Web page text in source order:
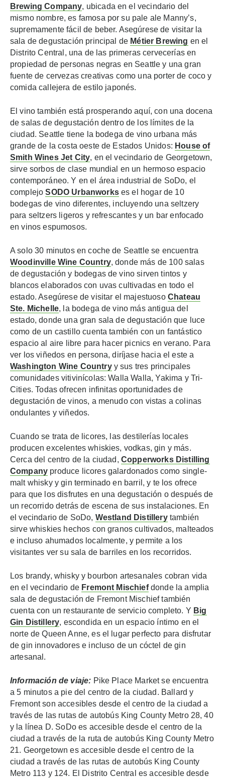
Brewing Company, ubicada en el vecindario del
mismo nombre, es famosa por su pale ale Manny’s,
supremamente fácil de beber. Asegúrese de visitar la
sala de degustación principal de Métier Brewing en el
Distrito Central, una de las primeras cervecerías en
propiedad de personas negras en Seattle y una gran
fuente de cervezas creativas como una porter de coco y
comida callejera de estilo japonés.
El vino también está prosperando aquí, con una docena
de salas de degustación dentro de los límites de la
ciudad. Seattle tiene la bodega de vino urbana más
grande de la costa oeste de Estados Unidos: House of
Smith Wines Jet City, en el vecindario de Georgetown,
sirve sorbos de clase mundial en un hermoso espacio
contemporáneo. Y en el área industrial de SoDo, el
complejoSODO Urbanworkses el hogar de 10
bodegas de vino diferentes, incluyendo una seltzery
para seltzers ligeros y refrescantes y un bar enfocado
en vinos espumosos.
A solo 30 minutos en coche de Seattle se encuentra
Woodinville Wine Country, donde más de 100 salas
de degustación y bodegas de vino sirven tintos y
blancos elaborados con uvas cultivadas en todo el
estado. Asegúrese de visitar el majestuoso Chateau
Ste. Michelle, la bodega de vino más antigua del
estado, donde una gran sala de degustación que luce
como de un castillo cuenta también con un fantástico
espacio al aire libre para hacer picnics en verano. Para
ver los viñedos en persona, diríjase hacia el este a
Washington Wine Countryy sus tres principales
comunidades vitivinícolas: Walla Walla, Yakima y Tri-
Cities. Todas ofrecen infinitas oportunidades de
degustación de vinos, a menudo con vistas a colinas
ondulantes y viñedos.
Cuando se trata de licores, las destilerías locales
producen excelentes whiskies, vodkas, gin y más.
Cerca del centro de la ciudad, CopperworksDistilling
Company produce licores galardonados como single-
malt whisky y gin terminado en barril, y te los ofrece
para que los disfrutes en una degustación o después de
un recorrido detrás de escena de sus instalaciones. En
el vecindario de SoDo, Westland Distillerytambién
sirve whiskies hechos con granos cultivados, malteados
e incluso ahumados localmente, y permite a los
visitantes ver su sala de barriles en los recorridos.
Los brandy, whisky y bourbon artesanales cobran vida
en el vecindario de Fremont Mischiefdonde la amplia
sala de degustación de Fremont Mischief también
cuenta con un restaurante de servicio completo. Y Big
Gin Distillery, escondida en un espacio íntimo en el
norte de Queen Anne, es el lugar perfecto para disfrutar
de gin innovadores e incluso de un cóctel de gin
artesanal.
Información de viaje: Pike Place Market se encuentra
a 5 minutos a pie del centro de la ciudad. Ballard y
Fremont son accesibles desde el centro de la ciudad a
través de las rutas de autobús King County Metro 28, 40
y la línea D. SoDo es accesible desde el centro de la
ciudad a través de la ruta de autobús King County Metro
21. Georgetown es accesible desde el centro de la
ciudad a través de las rutas de autobús King County
Metro 113 y 124. El Distrito Central es accesible desde